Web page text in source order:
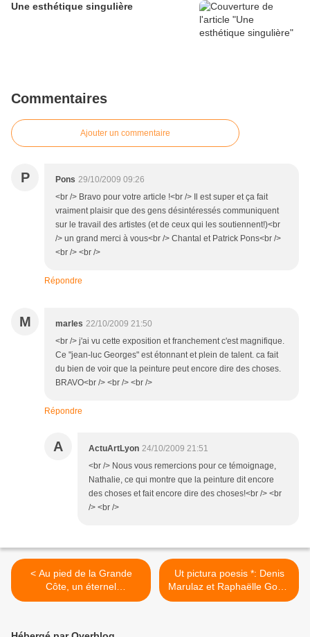
Une esthétique singulière
Commentaires
Ajouter un commentaire
P Pons 29/10/2009 09:26
<br /> Bravo pour votre article !<br /> Il est super et ça fait
vraiment plaisir que des gens désintéressés communiquent
sur le travail des artistes (et de ceux qui les soutiennent!)<br
/> un grand merci à vous<br /> Chantal et Patrick Pons<br />
<br /> <br />
Répondre
M marles 22/10/2009 21:50
<br /> j'ai vu cette exposition et franchement c'est magnifique.
Ce "jean-luc Georges" est étonnant et plein de talent. ca fait
du bien de voir que la peinture peut encore dire des choses.
BRAVO<br /> <br /> <br />
Répondre
A ActuArtLyon 24/10/2009 21:51
<br /> Nous vous remercions pour ce témoignage,
Nathalie, ce qui montre que la peinture dit encore
des choses et fait encore dire des choses!<br /> <br
/> <br />
< Au pied de la Grande
Côte, un éternel
métaphorique: Richard
Ut pictura poesis *: Denis
Marulaz et Raphaëlle Gonin
>